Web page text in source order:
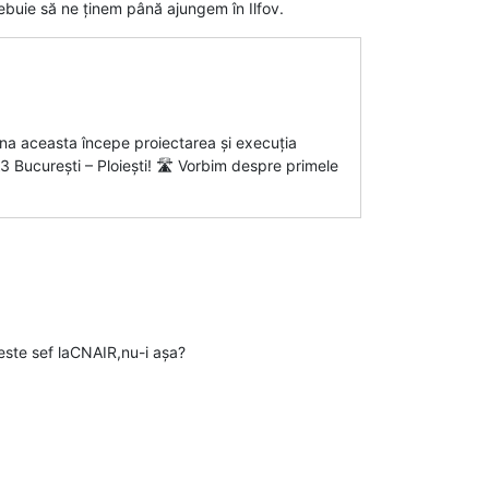
să ne ținem până ajungem în Ilfov.
aceasta începe proiectarea și execuția
București – Ploiești! 🛣️ Vorbim despre primele
sef laCNAIR,nu-i așa?